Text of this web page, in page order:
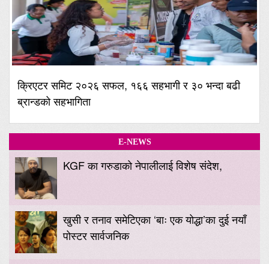
क्रिएटर समिट २०२६ सफल, १६६ सहभागी र ३० भन्दा बढी
ब्रान्डको सहभागिता
E-NEWS
KGF का गरुडाको नेपालीलाई विशेष संदेश,
खुसी र तनाव समेटिएका ‘बाः एक योद्धा’का दुई नयाँ
पोस्टर सार्वजनिक